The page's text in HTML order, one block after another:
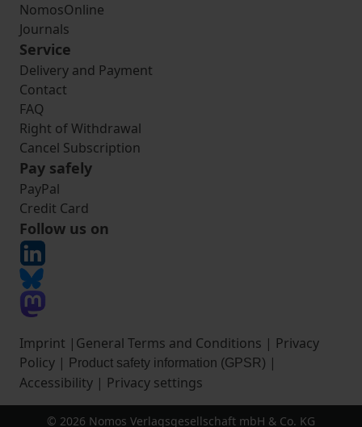
NomosOnline
Journals
Service
Delivery and Payment
Contact
FAQ
Right of Withdrawal
Cancel Subscription
Pay safely
PayPal
Credit Card
Follow us on
Imprint | General Terms and Conditions | Privacy
Policy | Product safety information (GPSR) |
Accessibility | Privacy settings
© 2026 Nomos Verlagsgesellschaft mbH & Co. KG